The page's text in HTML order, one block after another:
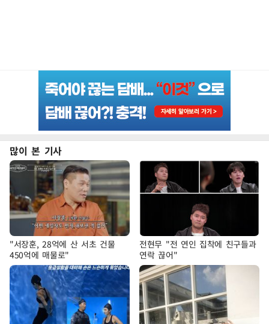
많이 본 기사
"서장훈, 28억에 산 서초 건물
450억에 매물로"
전현무 "전 연인 집착에 친구들과
연락 끊어"